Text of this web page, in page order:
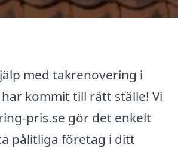
med takrenovering i
kommit till rätt ställe! Vi
pris.se gör det enkelt
pålitliga företag i ditt